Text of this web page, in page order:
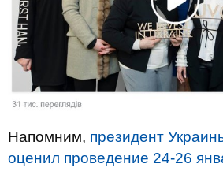
Напомним, президент
оценил проведение 24-26